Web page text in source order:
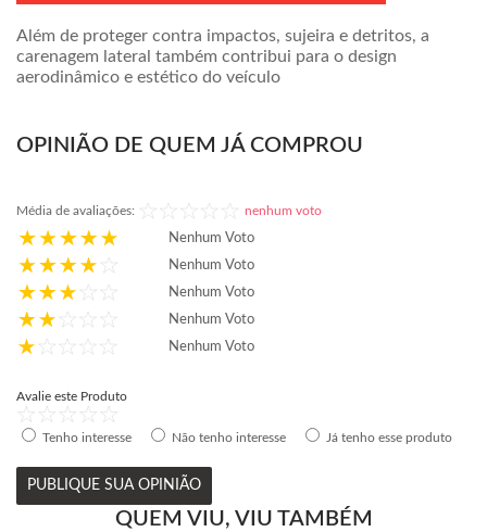
Além de proteger contra impactos, sujeira e detritos, a
carenagem lateral também contribui para o design
aerodinâmico e estético do veículo
OPINIÃO DE QUEM JÁ COMPROU
Média de avaliações: nenhum voto
Nenhum Voto
Nenhum Voto
Nenhum Voto
Nenhum Voto
Nenhum Voto
Avalie este Produto
Tenho interesse Não tenho interesse Já tenho esse produto
PUBLIQUE SUA OPINIÃO
QUEM VIU, VIU TAMBÉM